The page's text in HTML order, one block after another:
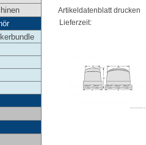
Artikeldatenblatt drucken
Lieferzeit: